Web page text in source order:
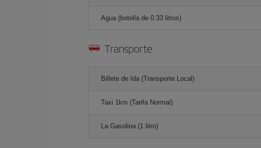
Agua (botella de 0.33 litros)
Transporte
Billete de Ida (Transporte Local)
Taxi 1km (Tarifa Normal)
La Gasolina (1 litro)